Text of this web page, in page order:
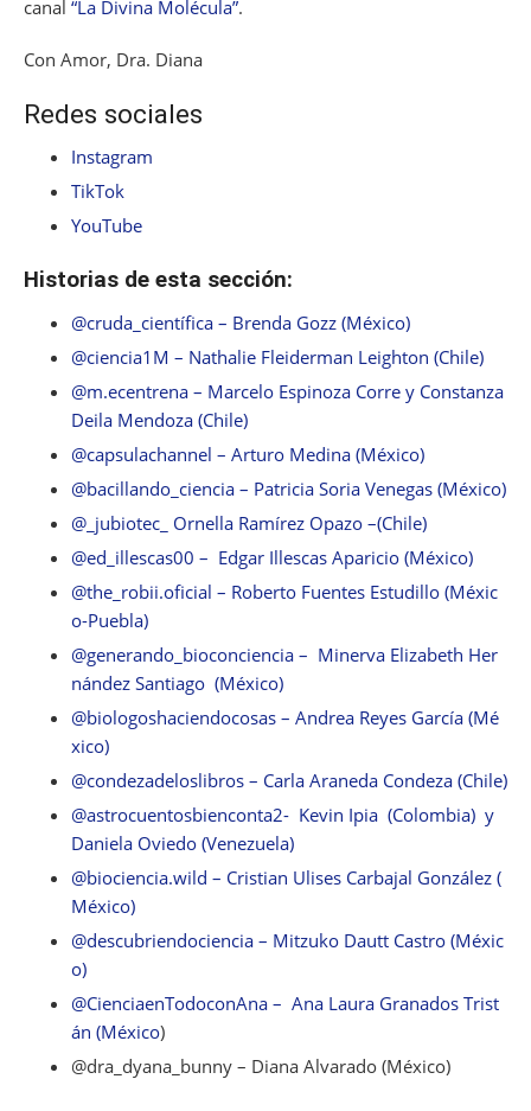
canal “La Divina Molécula”.
Con Amor, Dra. Diana
Redes sociales
Instagram
TikTok
YouTube
Historias de esta sección:
@cruda_científica – Brenda Gozz (México)
@ciencia1M – Nathalie Fleiderman Leighton (Chile)
@m.ecentrena – Marcelo Espinoza Corre y Constanza
Deila Mendoza (Chile)
@capsulachannel – Arturo Medina (México)
@bacillando_ciencia – Patricia Soria Venegas (México)
@_jubiotec_ Ornella Ramírez Opazo –(Chile)
@ed_illescas00 – Edgar Illescas Aparicio (México)
@the_robii.oficial – Roberto Fuentes Estudillo (Méxic
o-Puebla)
@generando_bioconciencia – Minerva Elizabeth Her
nández Santiago (México)
@biologoshaciendocosas – Andrea Reyes García (Mé
xico)
@condezadeloslibros – Carla Araneda Condeza (Chile)
@astrocuentosbienconta2- Kevin Ipia (Colombia) y
Daniela Oviedo (Venezuela)
@biociencia.wild – Cristian Ulises Carbajal González (
México)
@descubriendociencia – Mitzuko Dautt Castro (Méxic
o)
@CienciaenTodoconAna – Ana Laura Granados Trist
án (México)
@dra_dyana_bunny – Diana Alvarado (México)